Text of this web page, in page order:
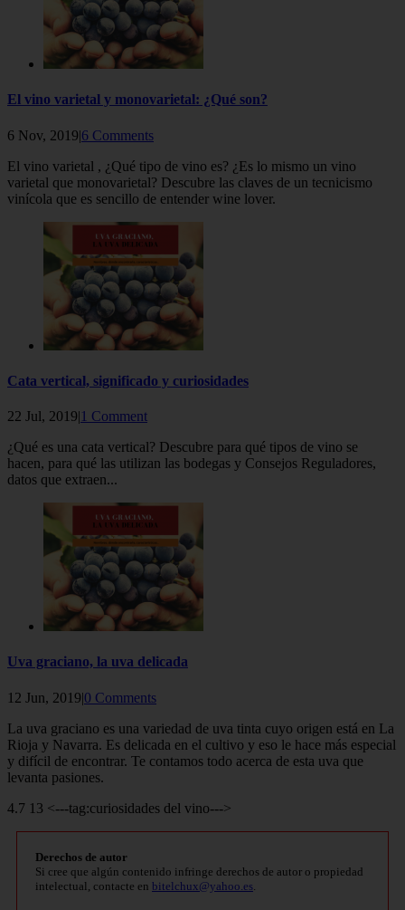
El vino varietal y monovarietal: ¿Qué son?
6 Nov, 2019|6 Comments
El vino varietal , ¿Qué tipo de vino es? ¿Es lo mismo un vino
varietal que monovarietal? Descubre las claves de un tecnicismo
vinícola que es sencillo de entender wine lover.
Cata vertical, significado y curiosidades
22 Jul, 2019|1 Comment
¿Qué es una cata vertical? Descubre para qué tipos de vino se
hacen, para qué las utilizan las bodegas y Consejos Reguladores,
datos que extraen...
Uva graciano, la uva delicada
12 Jun, 2019|0 Comments
La uva graciano es una variedad de uva tinta cuyo origen está en La
Rioja y Navarra. Es delicada en el cultivo y eso le hace más especial
y difícil de encontrar. Te contamos todo acerca de esta uva que
levanta pasiones.
4.7 13 <---tag:curiosidades del vino--->
Derechos de autor
Si cree que algún contenido infringe derechos de autor o propiedad
intelectual, contacte en bitelchux@yahoo.es